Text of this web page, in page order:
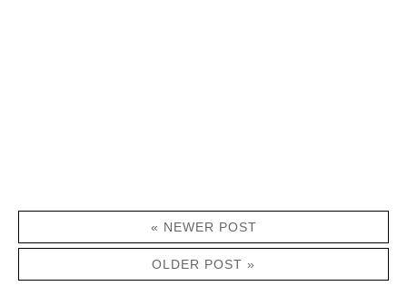
« NEWER POST
OLDER POST »